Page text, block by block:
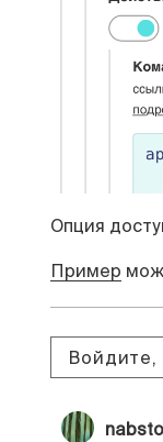
Опция
Пример
Войдите,